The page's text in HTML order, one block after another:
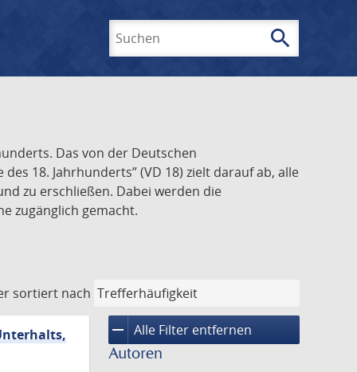
search
Das von der Deutschen
18. Jahrhunderts” (VD 18) zielt darauf ab, alle
zu erschließen. Dabei werden die
zugänglich gemacht.
sortiert nach
remove Alle Filter entfernen
Autoren